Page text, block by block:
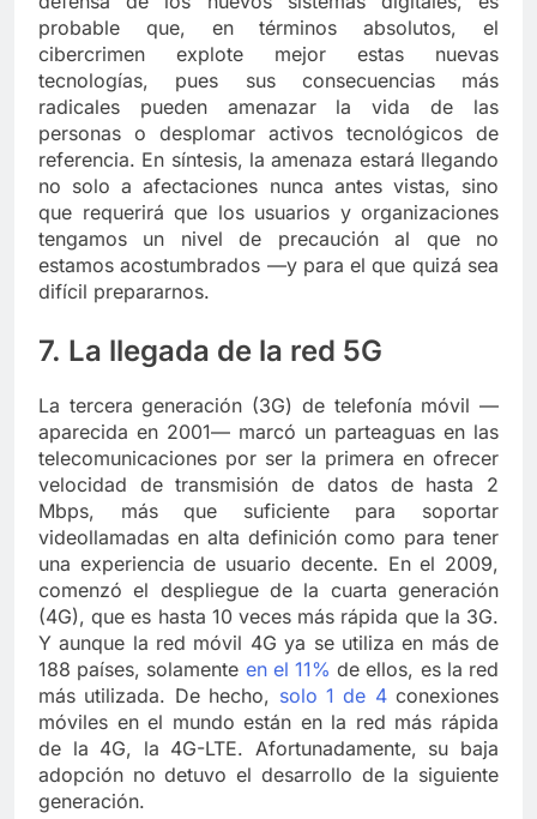
probable que, en términos absolutos, el
cibercrimen explote mejor estas nuevas
tecnologías, pues sus consecuencias más
radicales pueden amenazar la vida de las
personas o desplomar activos tecnológicos de
referencia. En síntesis, la amenaza estará llegando
no solo a afectaciones nunca antes vistas, sino
que requerirá que los usuarios y organizaciones
tengamos un nivel de precaución al que no
estamos acostumbrados —y para el que quizá sea
difícil prepararnos.
7. La llegada de la red 5G
La tercera generación (3G) de telefonía móvil —
aparecida en 2001— marcó un parteaguas en las
telecomunicaciones por ser la primera en ofrecer
velocidad de transmisión de datos de hasta 2
Mbps, más que suficiente para soportar
videollamadas en alta definición como para tener
una experiencia de usuario decente. En el 2009,
comenzó el despliegue de la cuarta generación
(4G), que es hasta 10 veces más rápida que la 3G.
Y aunque la red móvil 4G ya se utiliza en más de
188 países, solamente en el 11% de ellos, es la red
más utilizada. De hecho, solo 1 de 4conexiones
móviles en el mundo están en la red más rápida
de la 4G, la 4G-LTE. Afortunadamente, su baja
adopción no detuvo el desarrollo de la siguiente
generación.